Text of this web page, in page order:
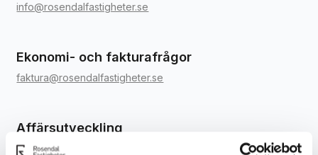
info@rosendalfastigheter.se
Ekonomi- och fakturafrågor
faktura@rosendalfastigheter.se
Affärsutveckling
affarsutveckling@rosendalfastigheter.se